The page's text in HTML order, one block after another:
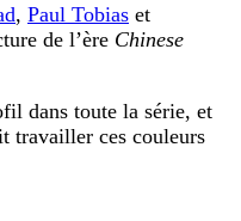
, Paul Tobias et
de l’ère Chinese
dans toute la série, et
travailler ces couleurs